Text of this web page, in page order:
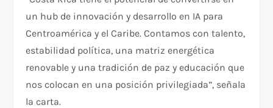
un hub de innovación y desarrollo en IA para
Centroamérica y el Caribe. Contamos con talento,
estabilidad política, una matriz energética
renovable y una tradición de paz y educación que
nos colocan en una posición privilegiada”, señala
la carta.